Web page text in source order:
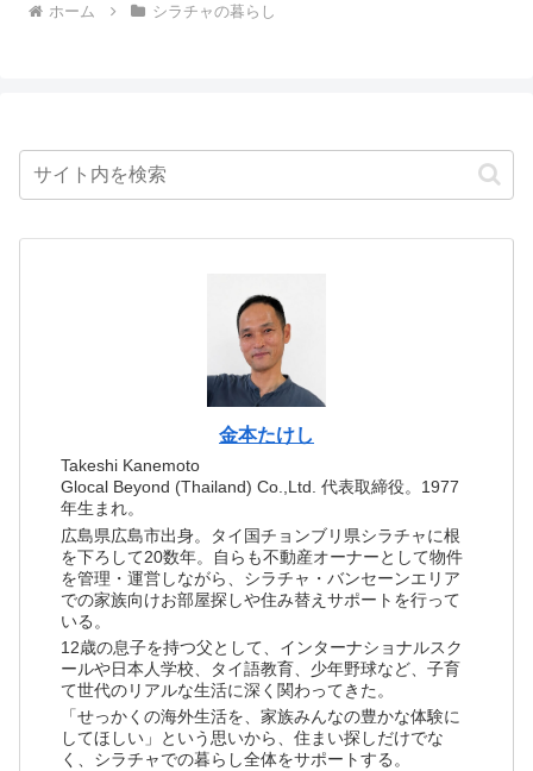
ホーム シラチャの暮らし
金本たけし
Takeshi Kanemoto
Glocal Beyond (Thailand) Co.,Ltd. 代表取締役。1977
年生まれ。
広島県広島市出身。タイ国チョンブリ県シラチャに根
を下ろして20数年。自らも不動産オーナーとして物件
を管理・運営しながら、シラチャ・バンセーンエリア
での家族向けお部屋探しや住み替えサポートを行って
いる。
12歳の息子を持つ父として、インターナショナルスク
ールや日本人学校、タイ語教育、少年野球など、子育
て世代のリアルな生活に深く関わってきた。
「せっかくの海外生活を、家族みんなの豊かな体験に
してほしい」という思いから、住まい探しだけでな
く、シラチャでの暮らし全体をサポートする。